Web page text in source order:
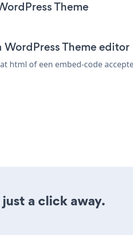
Theme
Theme editor
html of een embed-code
a click away.